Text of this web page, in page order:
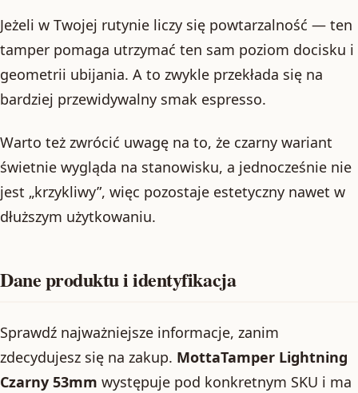
Jeżeli w Twojej rutynie liczy się powtarzalność — ten
tamper pomaga utrzymać ten sam poziom docisku i
geometrii ubijania. A to zwykle przekłada się na
bardziej przewidywalny smak espresso.
Warto też zwrócić uwagę na to, że czarny wariant
świetnie wygląda na stanowisku, a jednocześnie nie
jest „krzykliwy”, więc pozostaje estetyczny nawet w
dłuższym użytkowaniu.
Dane produktu i identyfikacja
Sprawdź najważniejsze informacje, zanim
zdecydujesz się na zakup. MottaTamper Lightning
Czarny 53mm występuje pod konkretnym SKU i ma